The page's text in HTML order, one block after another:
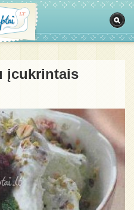
įcukrintais